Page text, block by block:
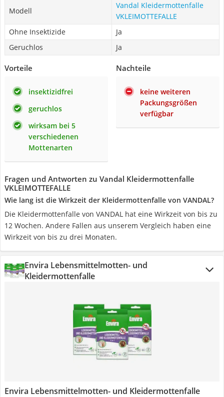
Modell
Vandal Kleidermottenfalle
VKLEIMOTTEFALLE
Ohne Insektizide
Ja
Geruchlos
Ja
Vorteile
insektizidfrei
geruchlos
wirksam bei 5
verschiedenen
Mottenarten
Nachteile
keine weiteren
Packungsgrößen
verfügbar
Fragen und Antworten zu Vandal Kleidermottenfalle
VKLEIMOTTEFALLE
Wie lang ist die Wirkzeit der Kleidermottenfalle von VANDAL?
Die Kleidermottenfalle von VANDAL hat eine Wirkzeit von bis zu
12 Wochen. Andere Fallen aus unserem Vergleich haben eine
Wirkzeit von bis zu drei Monaten.
Envira Lebensmittelmotten- und
Kleidermottenfalle
Envira Lebensmittelmotten- und Kleidermottenfalle